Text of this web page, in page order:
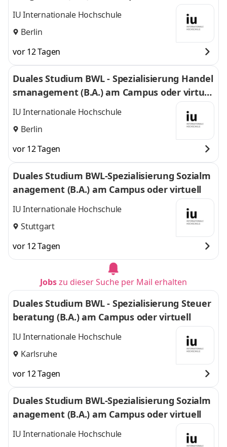
IU Internationale Hochschule
Berlin
vor 12 Tagen
Duales Studium BWL - Spezialisierung Handel
smanagement (B.A.) am Campus oder virtuel
l
IU Internationale Hochschule
Berlin
vor 12 Tagen
Duales Studium BWL-Spezialisierung Sozialm
anagement (B.A.) am Campus oder virtuell
IU Internationale Hochschule
Stuttgart
vor 12 Tagen
Jobszu dieser Suche per Mail erhalten
Duales Studium BWL - Spezialisierung Steuer
beratung (B.A.) am Campus oder virtuell
IU Internationale Hochschule
Karlsruhe
vor 12 Tagen
Duales Studium BWL-Spezialisierung Sozialm
anagement (B.A.) am Campus oder virtuell
IU Internationale Hochschule